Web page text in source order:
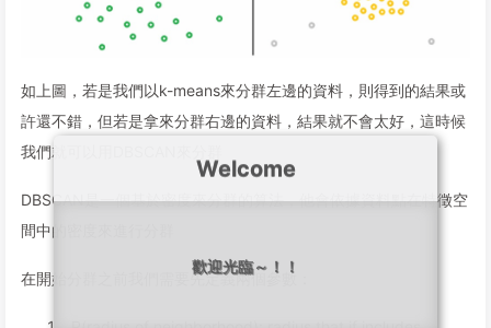
如上圖，若是我們以k-means來分群左邊的資料，則得到的結果或
許還不錯，但若是拿來分群右邊的資料，結果就不會太好，這時候
我們就可以用DBSCAN來分群
DBSCAN是一個基於密度來分群的算法，他會依據資料點在特徵空
間中的密度來進行分群
在開始分群之前我們需要先定義兩個參數：
Welcome
歡迎光臨～！！